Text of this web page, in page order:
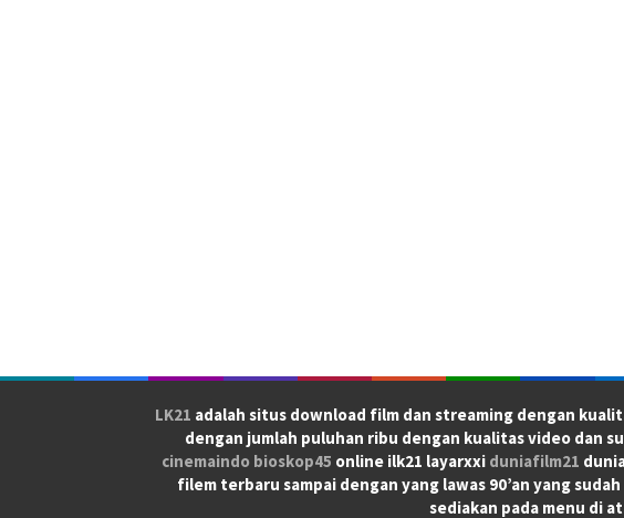
LK21 adalah situs download film dan streaming dengan
dengan jumlah puluhan ribu dengan kualitas video dan
cinemaindo bioskop45 online ilk21 layarxxi duniafilm21
filem terbaru sampai dengan yang lawas 90’an yang
sediakan pada menu di